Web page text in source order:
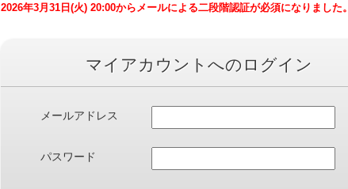
2026年3月31日(火) 20:00からメールによる二段階認証が必須になりました。
マイアカウントへのログイン
メールアドレス
パスワード